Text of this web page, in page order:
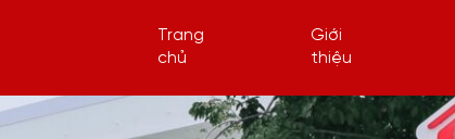
Trang
chủ
Giới
thiệu